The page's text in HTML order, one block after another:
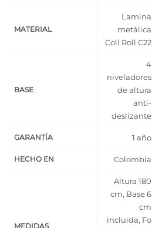
MATERIAL
Lamina
metálica
Coll Roll C22
BASE
4
niveladores
de altura
anti-
deslizante
GARANTÍA 1 año
HECHO EN Colombia
MEDIDAS
Altura 180
cm, Base 6
cm
incluida, Fo